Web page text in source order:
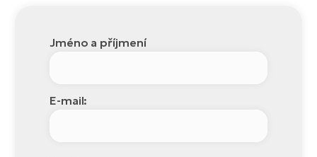
Jméno a příjmení
E-mail: